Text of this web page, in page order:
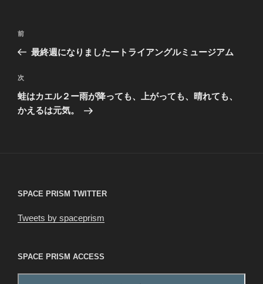
投
ビ
ゲ
ー
前
の
稿
前
最終週になりましたートライアングルミュージアム
次
の
投
次
蛙はカエル２ー雨が降っても、上がっても、晴れても、
かえるは元気。
SPACE PRISM TWITTER
Tweets by spaceprism
SPACE PRISM ACCESS